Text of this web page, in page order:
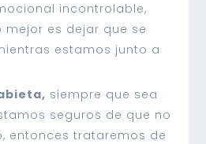
incontrolable,
mejor es dejar que se
estamos junto a
siempre que sea
seguros de que no
entonces trataremos de